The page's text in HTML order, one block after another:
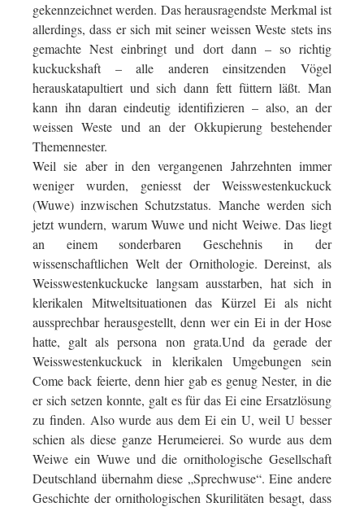
gekennzeichnet werden. Das herausragendste Merkmal ist
allerdings, dass er sich mit seiner weissen Weste stets ins
gemachte Nest einbringt und dort dann – so richtig
kuckuckshaft – alle anderen einsitzenden Vögel
herauskatapultiert und sich dann fett füttern läßt. Man
kann ihn daran eindeutig identifizieren – also, an der
weissen Weste und an der Okkupierung bestehender
Themennester.
Weil sie aber in den vergangenen Jahrzehnten immer
weniger wurden, geniesst der Weisswestenkuckuck
(Wuwe) inzwischen Schutzstatus. Manche werden sich
jetzt wundern, warum Wuwe und nicht Weiwe. Das liegt
an einem sonderbaren Geschehnis in der
wissenschaftlichen Welt der Ornithologie. Dereinst, als
Weisswestenkuckucke langsam ausstarben, hat sich in
klerikalen Mitweltsituationen das Kürzel Ei als nicht
aussprechbar herausgestellt, denn wer ein Ei in der Hose
hatte, galt als persona non grata.Und da gerade der
Weisswestenkuckuck in klerikalen Umgebungen sein
Come back feierte, denn hier gab es genug Nester, in die
er sich setzen konnte, galt es für das Ei eine Ersatzlösung
zu finden. Also wurde aus dem Ei ein U, weil U besser
schien als diese ganze Herumeierei. So wurde aus dem
Weiwe ein Wuwe und die ornithologische Gesellschaft
Deutschland übernahm diese „Sprechwuse“. Eine andere
Geschichte der ornithologischen Skurilitäten besagt, dass